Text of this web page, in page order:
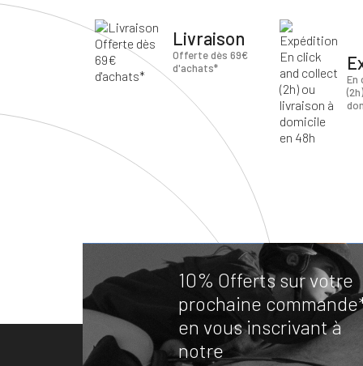
Livraison
Offerte dès 69€
d'achats*
En
10% Offerts sur votre
prochaine
en vous inscrivant à
notre